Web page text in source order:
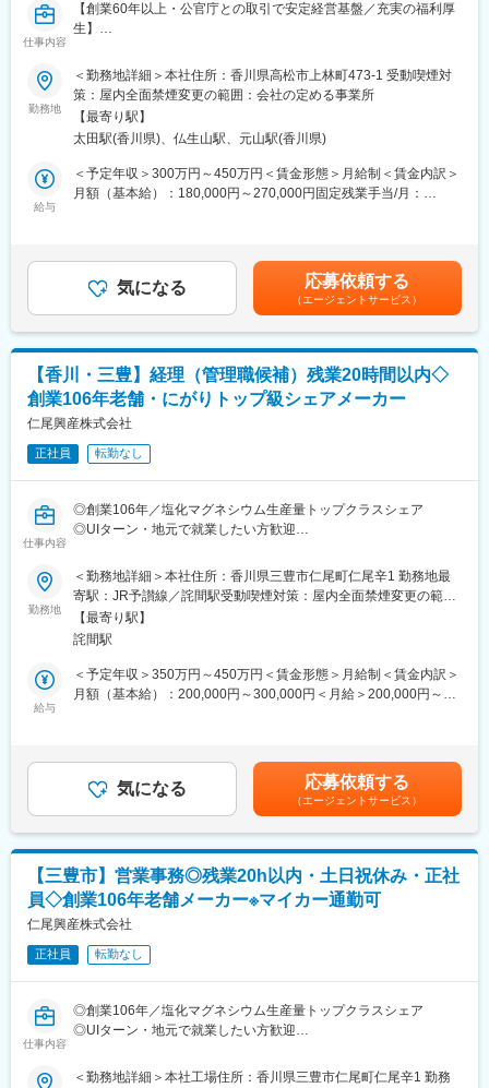
1回/週、四国外だと月1回程：度
◇出張期間：日帰りor1泊2日程度
■当社の魅力：
・年商は120億円を超え、利益も安定し、無借金経営です。
・平成23年8月に「くるみん」マークを認定取得。社員が安心し
■事業の概要：
※取引先例：NECグループ、クラレ、四国電力グループ、四国旅
客鉄道、住友グループ、帝人、東レ、西日本高速道路、西日本電
変更の範囲：会社の定める業務
仕事内容
【創業60年以上・公官庁との取引で安定経営基盤／充実の福利厚
生】
■業務内容：
当社は香川県の公共工事において最高ランクである「Aランク」と
して数多くの大型案件を手掛ける総合建設会社です。公共工事に
加え、住宅・工場・店舗・病院など幅広い民間案件にも携わり、
地域の街づくりを支えています。
今回募集するポジションは、図面の確認やCADを使用した修正作
業に加え、申請書類や各種資料の作成、関係各所との調整・打ち
を取りながらフットワーク軽く働きたい方におすすめです。
・官公庁や取引先との連絡・調整
・打ち合わせへの参加
・現地確認や外出対応
・その他設計部門の事務・庶務業務
■働く環境：
幅広い年代の社員が活躍しており、部署内でも気軽に相談しやす
い雰囲気です。設計部門でありながらチームで協力しながら業務
を進めるため、未経験の方も安心してスタートできます。
また、転勤はなく、香川県に根差して長く働ける環境です。残業
くりを進めています。
■魅力ポイント：
・創業60年以上の安定した経営基盤を持つ県内トップクラスの総
・2024年度BCS賞受賞の「やしまーる」など、地域のランドマー
クとなる建築物にも携われる
・公共工事から民間案件まで多彩な建築プロジェクトに関われる
■当社の特徴：
創業60年以上を誇る総合建設会社として、香川県内トップクラス
の実績を築いてきました。県の公共工事ではAランク企業として大
型案件を多数手掛けるほか、住宅・工場・店舗・病院など幅広い
民間工事にも携わっています。また、土地開発や分譲マンション
事業、BESS展示場事業など新たな分野にも積極的に挑戦していま
す。
勤務地
＜勤務地詳細＞本社住所：香川県高松市上林町473-1 受動喫煙対
策：屋内全面禁煙変更の範囲：会社の定める事業所
【最寄り駅】
太田駅(香川県)、仏生山駅、元山駅(香川県)
給与
＜予定年収＞300万円～450万円＜賃金形態＞月給制＜賃金内訳＞
月額（基本給）：180,000円～270,000円固定残業手当/月：
詳細は、経験・年齢・資格などを考慮し決定します。※施工管理の
資格を所有している場合・現場作業に携わる場合、各種手当が固
定で毎月支払われます。■昇給：年1回（9月）※社内規定・個人の
能力・業績による■賞与：年2回（6月、12月／前年実績約3.0か月
※平均）※業績・個人査定による賃金はあくまでも目安の金額であ
り、選考を通じて上下する可能性があります。月給(月額)は固定手
当を含めた表記です。
気になる 応募依頼する
（エージェントサービス）
【香川・三豊】経理（管理職候補）残業20時間以内◇
創業106年老舗・にがりトップ級シェアメーカー
仁尾興産株式会社
正社員 転勤なし
仕事内容
◎創業106年／塩化マグネシウム生産量トップクラスシェア
◎UIターン・地元で就業したい方歓迎
◎2023年「かがわ女性キラサポ大賞」受賞
■職務内容：
にがり「塩化マグネシウム」やその他化成品を製造している当社
にて、経理担当をお任せいたします。
■具体的な仕事内容：
■組織構成：
経理担当 1名(30代)
造・販売事業、冷蔵倉庫事業、不動産事業を展開しており、日本
各地に塩化マグネシウムを用いた豆腐の凝固剤（にがり）、道路
凍結防止剤、グラウンド・テニスコート等の防塵剤といった商品
をお届けしております。
また、当社は製品、サービスの品質日本一を目指しており、お客
様のあらゆる要望に応えるため商社機能の拡充、各種製造受託、
化粧品や入浴剤などの新商品開発に積極的に取り組んでおりま
す。
勤務地
＜勤務地詳細＞本社住所：香川県三豊市仁尾町仁尾辛1 勤務地最
寄駅：JR予讃線／詫間駅受動喫煙対策：屋内全面禁煙変更の範
囲：会社の定める事業所
【最寄り駅】
詫間駅
給与
＜予定年収＞350万円～450万円＜賃金形態＞月給制＜賃金内訳＞
月額（基本給）：200,000円～300,000円＜月給＞200,000円～
下する可能性があります。月給(月額)は固定手当を含めた表記で
す。
気になる 応募依頼する
（エージェントサービス）
【三豊市】営業事務◎残業20h以内・土日祝休み・正社
員◇創業106年老舗メーカー※マイカー通勤可
仁尾興産株式会社
正社員 転勤なし
仕事内容
◎創業106年／塩化マグネシウム生産量トップクラスシェア
◎UIターン・地元で就業したい方歓迎
◎2023年「かがわ女性キラサポ大賞」受賞
＜勤務地詳細＞本社工場住所：香川県三豊市仁尾町仁尾辛1 勤務